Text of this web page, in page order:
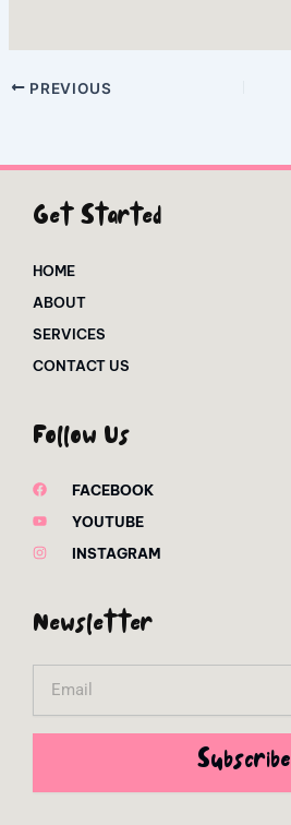
PREVIOUS
Get Started
HOME
ABOUT
SERVICES
CONTACT US
Follow Us
FACEBOOK
YOUTUBE
INSTAGRAM
Newsletter
Subscribe